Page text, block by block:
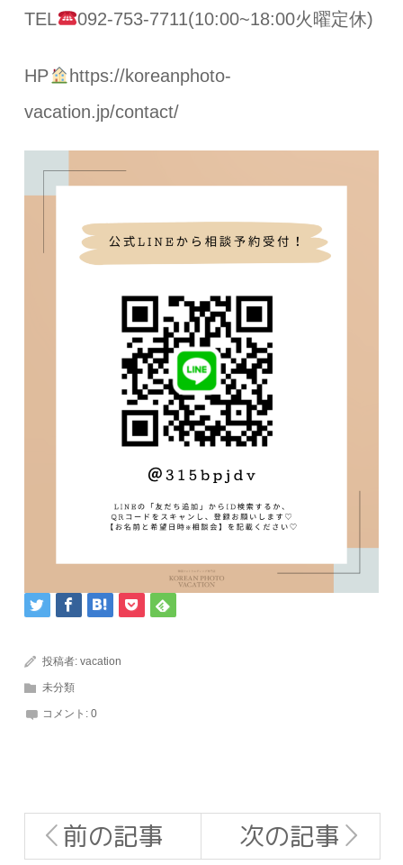
TEL 092-753-7711(10:00~18:00火曜定休)
HP
https://koreanphoto-
vacation.jp/contact/
投稿者:vacation
未分類
コメント:0
前の記事 次の記事